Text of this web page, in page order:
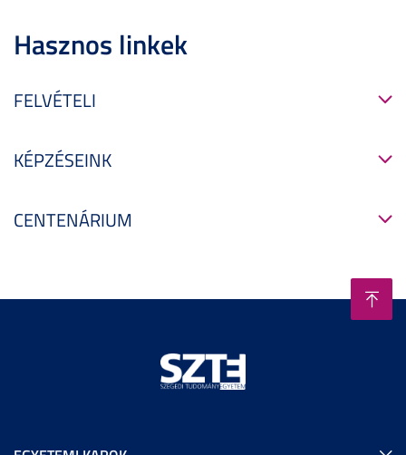
Hasznos linkek
FELVÉTELI
KÉPZÉSEINK
CENTENÁRIUM